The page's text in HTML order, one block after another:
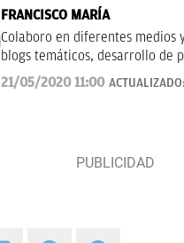
FRANCISCO MARÍA
Colaboro en diferentes medios
blogs temáticos, desarrollo de
redacción de guías y manuales
promocionales, campañas
bien documentado y revisado,
21/05/2020 11:00 ACTUALIZADO: